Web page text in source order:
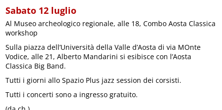
Sabato 12 luglio
Al Museo archeologico regionale, alle 18, Combo Aosta Classica
workshop
Sulla piazza dell’Università della Valle d’Aosta di via MOnte
Vodice, alle 21, Alberto Mandarini si esibisce con l’Aosta
Classica Big Band.
Tutti i giorni allo Spazio Plus jazz session dei corsisti.
Tutti i concerti sono a ingresso gratuito.